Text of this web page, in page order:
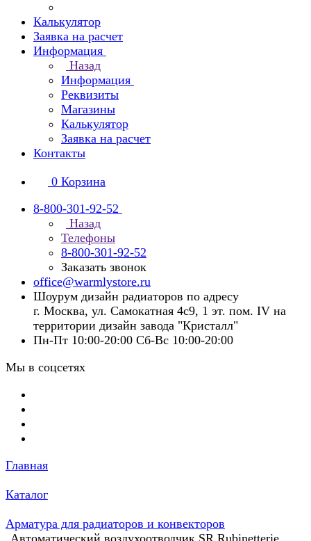
Калькулятор
Заявка на расчет
Информация
Назад
Информация
Реквизиты
Магазины
Калькулятор
Заявка на расчет
Контакты
0 Корзина
8-800-301-92-52
Назад
Телефоны
8-800-301-92-52
Заказать звонок
office@warmlystore.ru
Шоурум дизайн радиаторов по адресу
г. Москва, ул. Самокатная 4с9, 1 эт. пом. IV на
территории дизайн завода "Кристалл"
Пн-Пт 10:00-20:00 Сб-Вс 10:00-20:00
Мы в соцсетях
Главная
Каталог
Арматура для радиаторов и конвекторов
Автоматический воздухоотводчик SR Rubinetterie